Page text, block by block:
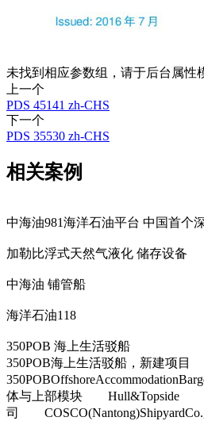
未找到相应参数组，请于后台属性
上一个
PDS 45141 zh-CHS
下一个
PDS 35530 zh-CHS
相关案例
中海油981海洋石油平台 中国首个
加勒比浮式天然气液化 储存设备
中海油 铺管船
海洋石油118
350POB 海上生活驳船
350POB海上生活驳船，新建项
体与上部模块 Hull&Topside
司